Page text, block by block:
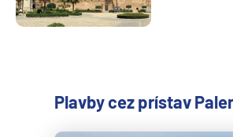
Plavby cez prístav